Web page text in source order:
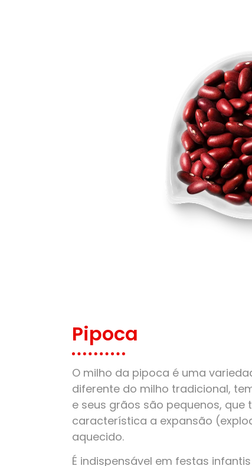
Pipoca
O milho da pipoca é uma
diferente do milho tradicional,
e seus grãos são pequenos, que
característica a expansão
aquecido.
É indispensável em festas